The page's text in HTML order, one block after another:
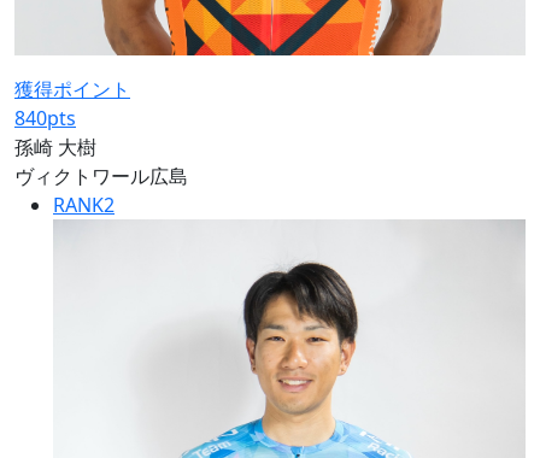
獲得ポイント
840pts
孫崎 大樹
ヴィクトワール広島
RANK2